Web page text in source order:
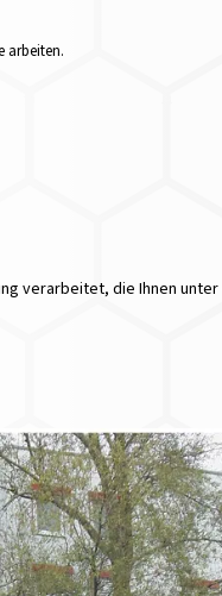
arbeiten.
verarbeitet, die Ihnen unter